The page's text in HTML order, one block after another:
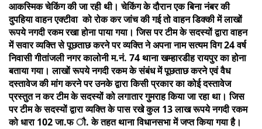
आकस्मिक चेकिंग की जा रही थी। चेकिंग के दौरान एक बिना नंबर की
दुपहिया वाहन एक्टीवा को रोक कर जांच की गई तो वाहन डिक्की में लाखों
रूपये नगदी रकम रखा होना पाया गया। जिस पर टीम के सदस्यों द्वारा वाहन
में सवार व्यक्ति से पूछताछ करने पर व्यक्ति ने अपना नाम सत्यम विग 24 वर्ष
निवासी गीतांजली नगर कालोनी म.नं. 74 थाना खम्हारडीह रायपुर का होना
बताया गया। लाखों रूपये नगदी रकम के संबंध में पूछताछ करने एवं वैध
दस्तावेज की मांग करने पर उनके द्वारा किसी प्रकार का कोई दस्तावेज
प्रस्तुत न कर टीम के सदस्यों को लगातार गुमराह किया जा रहा था। जिस
पर टीम के सदस्यों द्वारा व्यक्ति के पास रखे कुल 13 लाख रूपये नगदी रकम
को धारा 102 जा.फ ौ. के तहत थाना विधानसभा में जप्त किया गया है।